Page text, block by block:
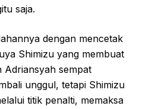
saja.
dengan mencetak
Shimizu yang membuat
Adriansyah sempat
unggul, tetapi Shimizu
titik penalti, memaksa